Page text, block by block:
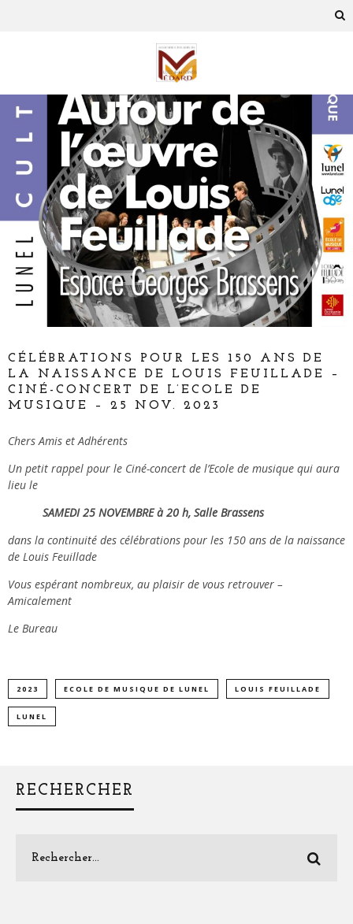
CÉLÉBRATIONS POUR LES 150 ANS DE
LA NAISSANCE DE LOUIS FEUILLADE –
CINÉ-CONCERT DE L’ECOLE DE
MUSIQUE – 25 NOV. 2023
Chers Amis et Adhérents
Un petit rappel pour le Ciné-concert de l’Ecole de musique qui aura
lieu le
SAMEDI 25 NOVEMBRE à 20 h, Salle Brassens
dans la continuité des célébrations pour les 150 ans de la naissance
de Louis Feuillade
Vous espérant nombreux, au plaisir de vous retrouver –
Amicalement
Le Bureau
2023 ECOLE DE MUSIQUE DE LUNEL LOUIS FEUILLADE
LUNEL
RECHERCHER